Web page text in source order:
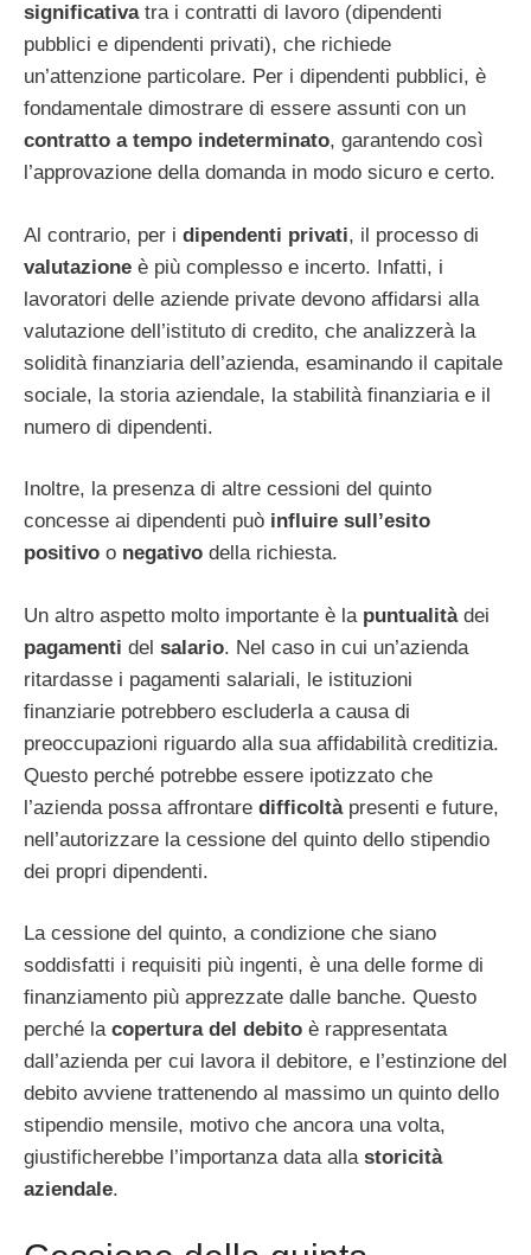
significativatra i contratti di lavoro (dipendenti
pubblici e dipendenti privati), che richiede
un’attenzione particolare. Per i dipendenti pubblici, è
fondamentale dimostrare di essere assunti con un
contratto a tempo indeterminato, garantendo così
l’approvazione della domanda in modo sicuro e certo.
Al contrario, per i dipendenti privati, il processo di
valutazione è più complesso e incerto. Infatti, i
lavoratori delle aziende private devono affidarsi alla
valutazione dell’istituto di credito, che analizzerà la
solidità finanziaria dell’azienda, esaminando il capitale
sociale, la storia aziendale, la stabilità finanziaria e il
numero di dipendenti.
Inoltre, la presenza di altre cessioni del quinto
concesse ai dipendenti può influire sull’esito
positivo o negativo della richiesta.
Un altro aspetto molto importante è la puntualitàdei
pagamenti del salario. Nel caso in cui un’azienda
ritardasse i pagamenti salariali, le istituzioni
finanziarie potrebbero escluderla a causa di
preoccupazioni riguardo alla sua affidabilità creditizia.
Questo perché potrebbe essere ipotizzato che
l’azienda possa affrontare difficoltàpresenti e future,
nell’autorizzare la cessione del quinto dello stipendio
dei propri dipendenti.
La cessione del quinto, a condizione che siano
soddisfatti i requisiti più ingenti, è una delle forme di
finanziamento più apprezzate dalle banche. Questo
perché la copertura del debito è rappresentata
dall’azienda per cui lavora il debitore, e l’estinzione del
debito avviene trattenendo al massimo un quinto dello
stipendio mensile, motivo che ancora una volta,
giustificherebbe l’importanza data alla storicità
aziendale.